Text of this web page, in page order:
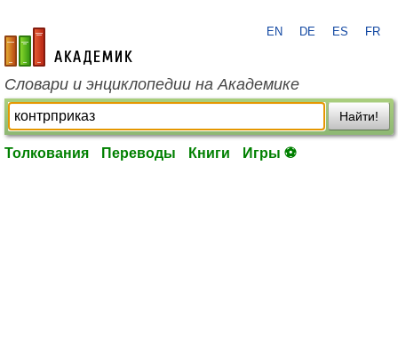
academic.ru
EN DE ES FR
Словари и энциклопедии на Академике
Найти!
Толкования Переводы Книги Игры ⚽